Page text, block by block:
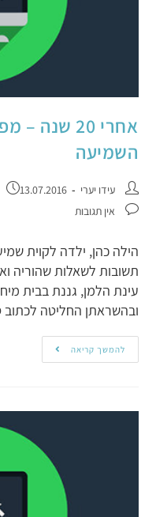
אחרי 20
השמיעה
עידו יערי 13.07.2016
אין תגובות
תשובות לשאלות שהוריה
עינת הלמן, גננת בבית
ובהשראתן החליטה
להמשך קריאה